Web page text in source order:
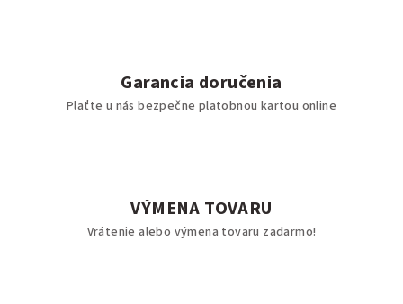
Garancia doručenia
Plaťte u nás bezpečne platobnou kartou online
VÝMENA TOVARU
Vrátenie alebo výmena tovaru zadarmo!